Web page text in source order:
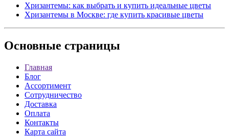
Хризантемы: как выбрать и купить идеальные цветы
Хризантемы в Москве: где купить красивые цветы
Основные страницы
Главная
Блог
Ассортимент
Сотрудничество
Доставка
Оплата
Контакты
Карта сайта